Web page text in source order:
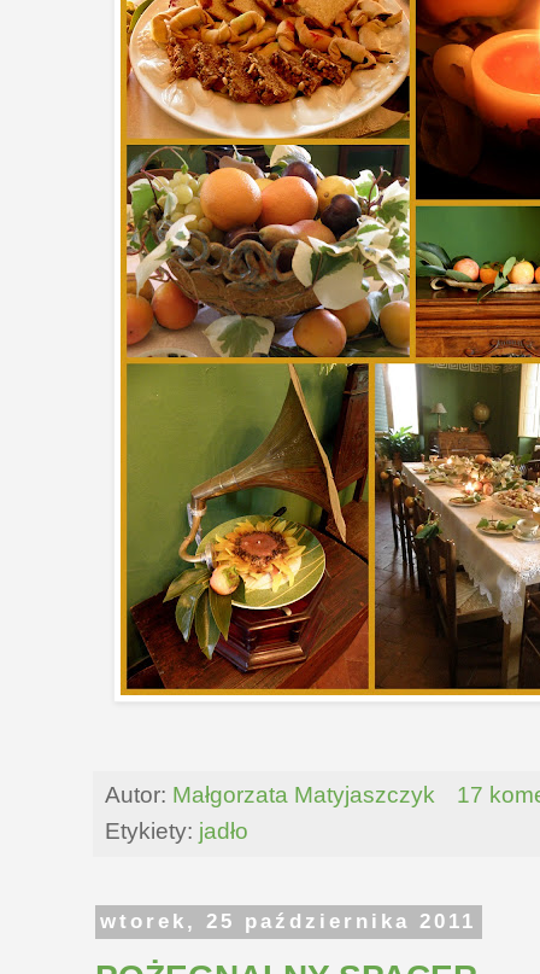
Autor: Małgorzata Matyjaszczyk
17
Etykiety: jadło
wtorek, 25 października 2011